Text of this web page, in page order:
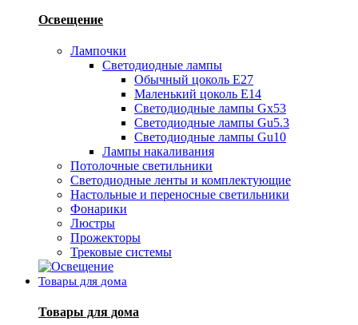
Освещение
Лампочки
Светодиодные лампы
Обычный цоколь Е27
Маленький цоколь Е14
Светодиодные лампы Gx53
Светодиодные лампы Gu5.3
Светодиодные лампы Gu10
Лампы накаливания
Потолочные светильники
Светодиодные ленты и комплектующие
Настольные и переносные светильники
Фонарики
Люстры
Прожекторы
Трековые системы
Товары для дома
Товары для дома